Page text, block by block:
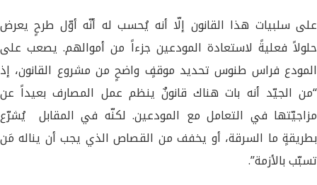
على سلبيات هذا القانون إلّا أنه يُحسب له أنّه أوّل طرحٍ يعرض
حلولاً فعليةً لاستعادة المودعين جزءاً من أموالهم. يصعب على
المودع فراس طنوس تحديد موقفٍ واضحٍ من مشروع القانون، إذ
“من الجيّد أنه بات هناك قانونٌ ينظم عمل المصارف بعيداً عن
مزاجيّتها في التعامل مع المودعين. لكنّه في المقابل يُشرّع
بطريقةٍ ما السرقة، أو يخفف من القصاص الذي يجب أن يناله مَن
تسبّب بالأزمة”.